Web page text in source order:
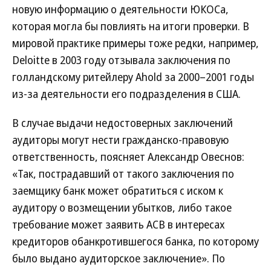
новую информацию о деятельности ЮКОСа,
которая могла бы повлиять на итоги проверки. В
мировой практике примеры тоже редки, например,
Deloitte в 2003 году отзывала заключения по
голландскому ритейлеру Ahold за 2000–2001 годы
из-за деятельности его подразделения в США.
В случае выдачи недостоверных заключений
аудиторы могут нести гражданско-правовую
ответственность, поясняет Александр Овеснов:
«Так, пострадавший от такого заключения по
заемщику банк может обратиться с иском к
аудитору о возмещении убытков, либо такое
требование может заявить АСВ в интересах
кредиторов обанкротившегося банка, по которому
было выдано аудиторское заключение». По